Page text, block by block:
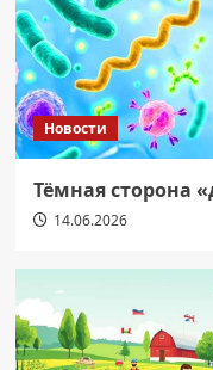
Новости
Тёмная сторона
14.06.2026